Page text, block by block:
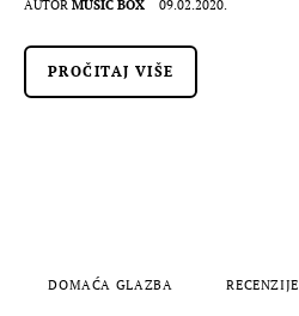
AUTOR MUSIC BOX 09.02.2020.
PROČITAJ VIŠE
DOMAĆA GLAZBA RECENZIJE